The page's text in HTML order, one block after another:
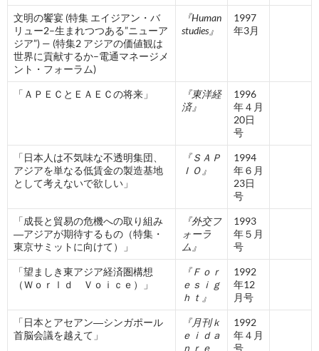
文明の饗宴 (特集 エイジアン・バ
リュー2–生まれつつある”ニューア
ジア”) — (特集2 アジアの価値観は
世界に貢献するか–電通マネージメ
ント・フォーラム)
『Human
studies』
1997
年3月
「ＡＰＥＣとＥＡＥＣの将来」
『東洋経
済』
1996
年４月
20日
号
「日本人は不気味な不透明集団、
アジアを単なる低賃金の製造基地
として考えないで欲しい」
『ＳＡＰ
ＩＯ』
1994
年６月
23日
号
「成長と貿易の危機への取り組み
―アジアが期待するもの（特集・
東京サミットに向けて）」
『外交フ
ォーラ
ム』
1993
年５月
号
「望ましき東アジア経済圏構想
（Ｗｏｒｌｄ Ｖｏｉｃｅ）」
『Ｆｏｒ
ｅｓｉｇ
ｈｔ』
1992
年12
月号
「日本とアセアン―シンガポール
首脳会議を越えて」
『月刊ｋ
ｅｉｄａ
ｎｒｅ
1992
年４月
号